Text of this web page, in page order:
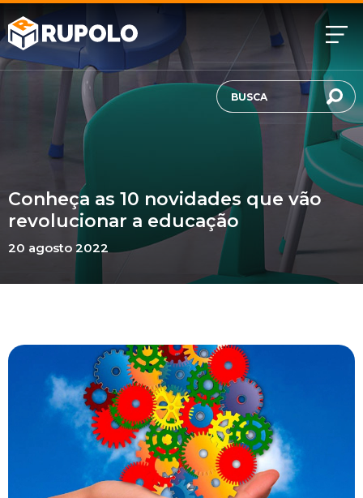
Conheça as 10 novidades que vão
revolucionar a educação
20 agosto 2022